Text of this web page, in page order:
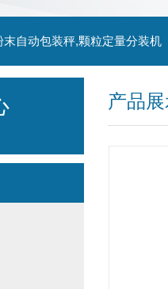
自动包装秤,颗粒定量分装机
产品